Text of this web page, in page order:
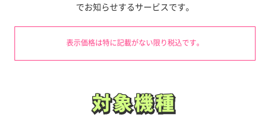
でお知らせするサービスです。
表示価格は特に記載がない限り税込です。
対象機種
対象機種